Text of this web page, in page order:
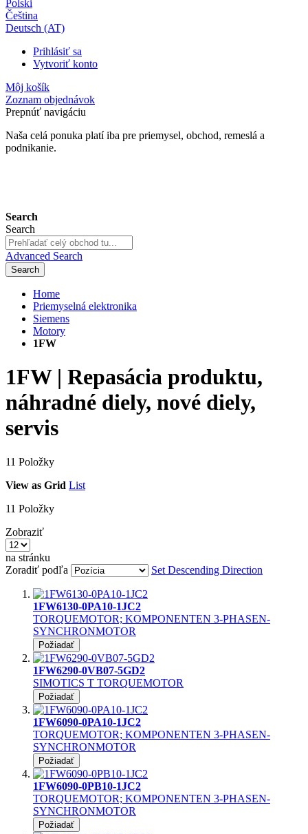
Polski
Čeština
Deutsch (AT)
Prihlásiť sa
Vytvoriť konto
Môj košík
Zoznam objednávok
Prepnúť navigáciu
Naša celá ponuka platí iba pre priemysel, obchod, remeslá a
podnikanie.
Search
Search
Advanced Search
Search
Home
Priemyselná elektronika
Siemens
Motory
1FW
1FW | Repasácia produktu,
náhradné diely, nové diely,
servis
11 Položky
View as Grid List
11 Položky
Zobraziť
na stránku
Zoradiť podľa
Set Descending Direction
1FW6130-0PA10-1JC2
TORQUEMOTOR; KOMPONENTEN 3-PHASEN-
SYNCHRONMOTOR
Požiadať
1FW6290-0VB07-5GD2
SIMOTICS T TORQUEMOTOR
Požiadať
1FW6090-0PA10-1JC2
TORQUEMOTOR; KOMPONENTEN 3-PHASEN-
SYNCHRONMOTOR
Požiadať
1FW6090-0PB10-1JC2
TORQUEMOTOR; KOMPONENTEN 3-PHASEN-
SYNCHRONMOTOR
Požiadať